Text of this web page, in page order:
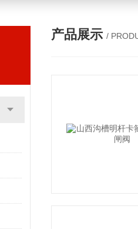
产品展示 /